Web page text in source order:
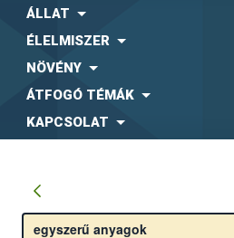
ÁLLAT
ÉLELMISZER
NÖVÉNY
ÁTFOGÓ TÉMÁK
KAPCSOLAT